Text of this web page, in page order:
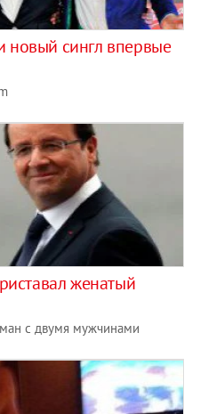
новый сингл впервые
женатый
с двумя мужчинами